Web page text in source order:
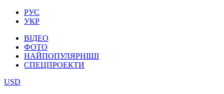
РУС
УКР
ВІДЕО
ФОТО
НАЙПОПУЛЯРНІШІ
СПЕЦПРОЕКТИ
USD